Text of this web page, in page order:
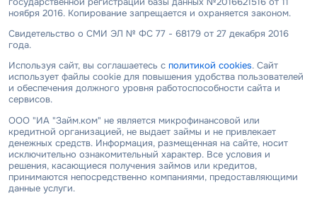
ноября 2016. Копирование запрещается и охраняется законом.
Свидетельство о СМИ ЭЛ № ФС 77 - 68179 от 27 декабря 2016
года.
Используя сайт, вы соглашаетесь с политикой cookies. Сайт
использует файлы cookie для повышения удобства пользователей
и обеспечения должного уровня работоспособности сайта и
сервисов.
ООО "ИА "Займ.ком" не является микрофинансовой или
кредитной организацией, не выдает займы и не привлекает
денежных средств. Информация, размещенная на сайте, носит
исключительно ознакомительный характер. Все условия и
решения, касающиеся получения займов или кредитов,
принимаются непосредственно компаниями, предоставляющими
данные услуги.